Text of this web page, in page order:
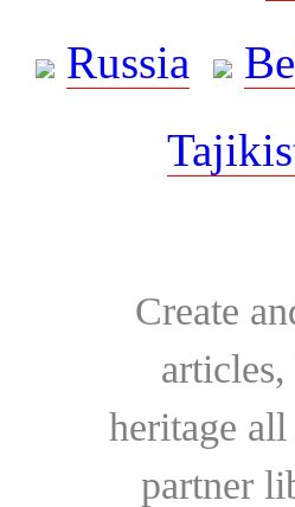
Russia
Create
heritage
partner